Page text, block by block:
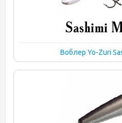
Воблер Yo-Zuri